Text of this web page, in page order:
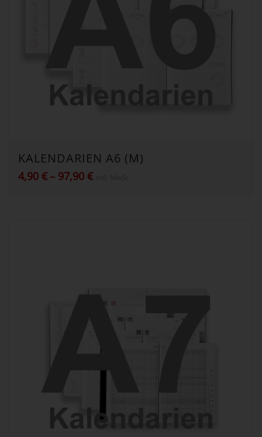
KALENDARIEN A6 (M)
4,90 € – 97,90 €Preisspanne: